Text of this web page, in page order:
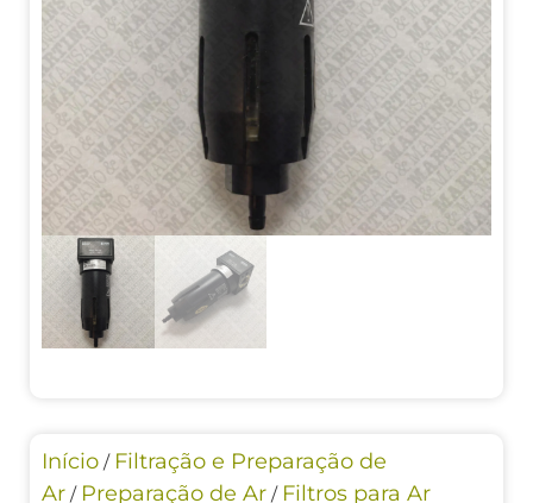
Início / Filtração e Preparação de
Ar / Preparação de Ar / Filtros para Ar